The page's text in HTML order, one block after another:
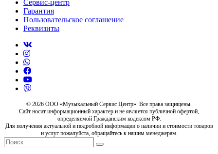
Сервис-центр
Гарантия
Пользовательское соглашение
Реквизиты
© 2026 ООО «Музыкальный Сервис Центр». Все права защищены.
Сайт носит информационный характер и не является публичной офертой,
определяемой Гражданским кодексом РФ.
Для получения актуальной и подробной информации о наличии и стоимости товаров
и услуг пожалуйста, обращайтесь к нашим менеджерам.